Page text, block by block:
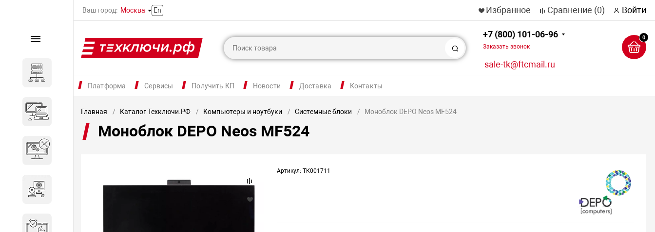
Ваш город: Москва En Избранное Сравнение (0) Войти
Поиск
+7 (800) 101-06-96
Заказать звонок
sale-tk@ftcmail.ru
0
Платформа Сервисы Получить КП Новости Доставка Контакты
Каталог
Компьютеры и ноутбуки
Комплектующие для
Главная Каталог Техключи.РФ Компьютеры и ноутбуки Системные блоки Моноблок DEPO Neos MF524
Моноблок DEPO Neos MF524
Артикул: ТК001711